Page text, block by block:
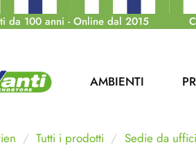
da 100 anni - Online dal 2015
AMBIENTI
Tutti i prodotti Sedie da